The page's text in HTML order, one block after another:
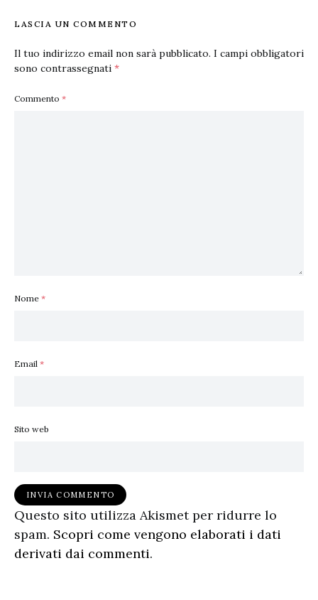
LASCIA UN COMMENTO
Il tuo indirizzo email non sarà pubblicato. I campi obbligatori
sono contrassegnati *
Commento *
Nome *
Email *
Sito web
Questo sito utilizza Akismet per ridurre lo
spam. Scopri come vengono elaborati i dati
derivati dai commenti.